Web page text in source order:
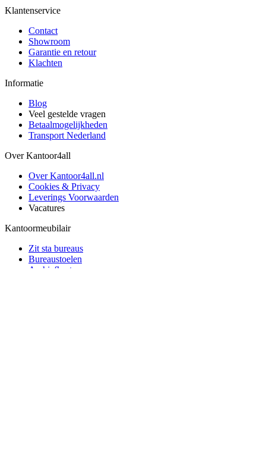
Klantenservice
Contact
Showroom
Garantie en retour
Klachten
Informatie
Blog
Veel gestelde vragen
Betaalmogelijkheden
Transport Nederland
Over Kantoor4all
Over Kantoor4all.nl
Cookies & Privacy
Leverings Voorwaarden
Vacatures
Kantoormeubilair
Zit sta bureaus
Bureaustoelen
Archiefkasten